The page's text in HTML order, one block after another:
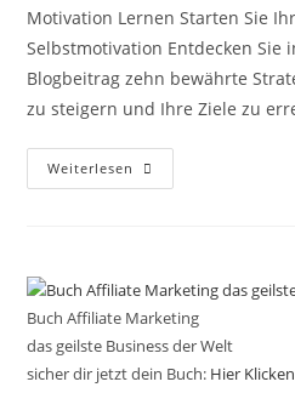
Motivation Lernen Starten Sie
Selbstmotivation Entdecken
Blogbeitrag zehn bewährte
zu steigern und Ihre Ziele zu
Weiterlesen Motivation
Lernen
Buch Affiliate Marketing
das geilste Business der Welt
sicher dir jetzt dein Buch: Hier Klicken